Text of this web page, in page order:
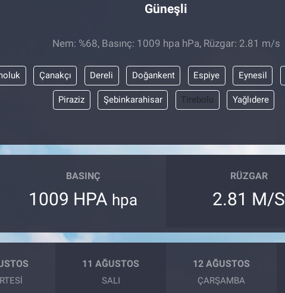
Güneşli
Nem: %68, Basınç: 1009 hpa hPa, Rüzgar: 2.81 m/s
Çanakçı Dereli Doğankent Espiye Eynesil
Piraziz Şebinkarahisar Tirebolu Yağlıdere
BASINÇ
1009 HPA hpa
RÜZGAR
2.81 M/S
11 AĞUSTOS
SALI
12 AĞUSTOS
ÇARŞAMBA